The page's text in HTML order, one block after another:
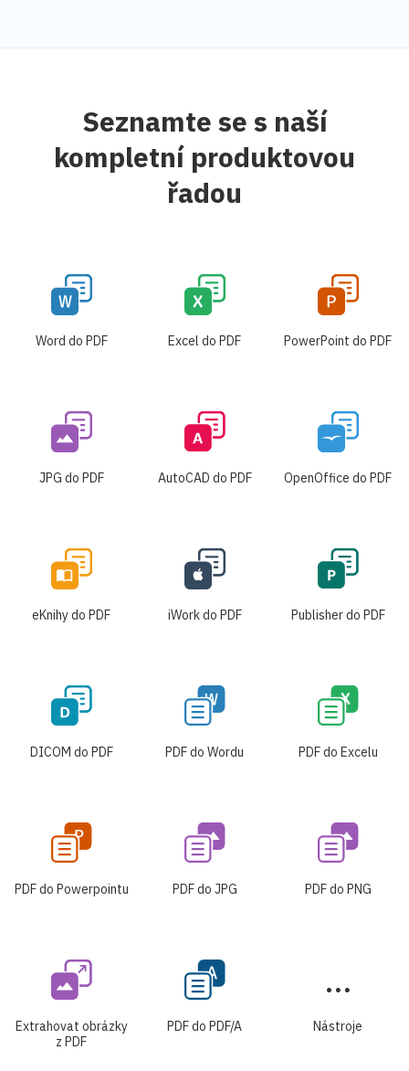
Seznamte se s naší
kompletní produktovou
řadou
Word do PDF Excel do PDF PowerPoint do PDF
JPG do PDF AutoCAD do PDF OpenOffice do PDF
eKnihy do PDF iWork do PDF Publisher do PDF
DICOM do PDF PDF do Wordu PDF do Excelu
PDF do Powerpointu PDF do JPG PDF do PNG
Extrahovat obrázky
z PDF
PDF do PDF/A Nástroje